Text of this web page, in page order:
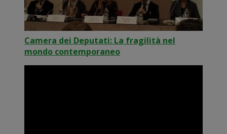
Camera dei Deputati: La fragilità nel
mondo contemporaneo